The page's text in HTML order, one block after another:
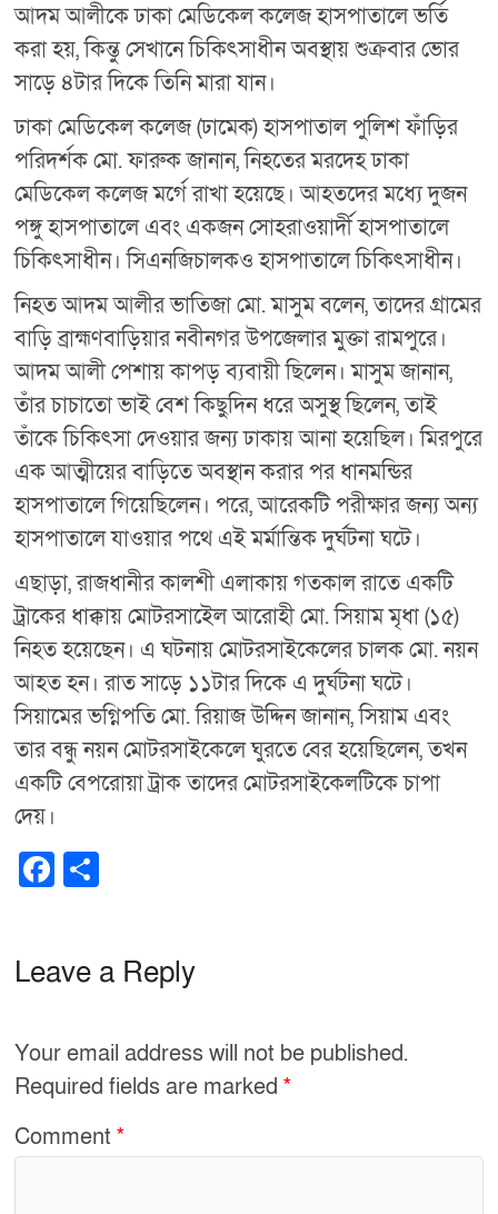
আদম আলীকে ঢাকা মেডিকেল কলেজ হাসপাতালে ভর্তি
করা হয়, কিন্তু সেখানে চিকিৎসাধীন অবস্থায় শুক্রবার ভোর
সাড়ে ৪টার দিকে তিনি মারা যান।
ঢাকা মেডিকেল কলেজ (ঢামেক) হাসপাতাল পুলিশ ফাঁড়ির
পরিদর্শক মো. ফারুক জানান, নিহতের মরদেহ ঢাকা
মেডিকেল কলেজ মর্গে রাখা হয়েছে। আহতদের মধ্যে দুজন
পঙ্গু হাসপাতালে এবং একজন সোহরাওয়ার্দী হাসপাতালে
চিকিৎসাধীন। সিএনজিচালকও হাসপাতালে চিকিৎসাধীন।
নিহত আদম আলীর ভাতিজা মো. মাসুম বলেন, তাদের গ্রামের
বাড়ি ব্রাহ্মণবাড়িয়ার নবীনগর উপজেলার মুক্তা রামপুরে।
আদম আলী পেশায় কাপড় ব্যবায়ী ছিলেন। মাসুম জানান,
তাঁর চাচাতো ভাই বেশ কিছুদিন ধরে অসুস্থ ছিলেন, তাই
তাঁকে চিকিৎসা দেওয়ার জন্য ঢাকায় আনা হয়েছিল। মিরপুরে
এক আত্মীয়ের বাড়িতে অবস্থান করার পর ধানমন্ডির
হাসপাতালে গিয়েছিলেন। পরে, আরেকটি পরীক্ষার জন্য অন্য
হাসপাতালে যাওয়ার পথে এই মর্মান্তিক দুর্ঘটনা ঘটে।
এছাড়া, রাজধানীর কালশী এলাকায় গতকাল রাতে একটি
ট্রাকের ধাক্কায় মোটরসাইেল আরোহী মো. সিয়াম মৃধা (১৫)
নিহত হয়েছেন। এ ঘটনায় মোটরসাইকেলের চালক মো. নয়ন
আহত হন। রাত সাড়ে ১১টার দিকে এ দুর্ঘটনা ঘটে।
সিয়ামের ভগ্নিপতি মো. রিয়াজ উদ্দিন জানান, সিয়াম এবং
তার বন্ধু নয়ন মোটরসাইকেলে ঘুরতে বের হয়েছিলেন, তখন
একটি বেপরোয়া ট্রাক তাদের মোটরসাইকেলটিকে চাপা
দেয়।
F
e
o
o
e
Leave a Reply
Your email address will not be published.
Required fields are marked*
Comment*